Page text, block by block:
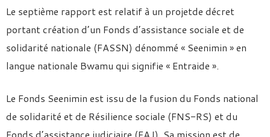
Le septième rapport est relatif à un projetde décret
portant création d’un Fonds d’assistance sociale et de
solidarité nationale (FASSN) dénommé « Seenimin » en
langue nationale Bwamu qui signifie « Entraide ».
Le Fonds Seenimin est issu de la fusion du Fonds national
de solidarité et de Résilience sociale (FNS-RS) et du